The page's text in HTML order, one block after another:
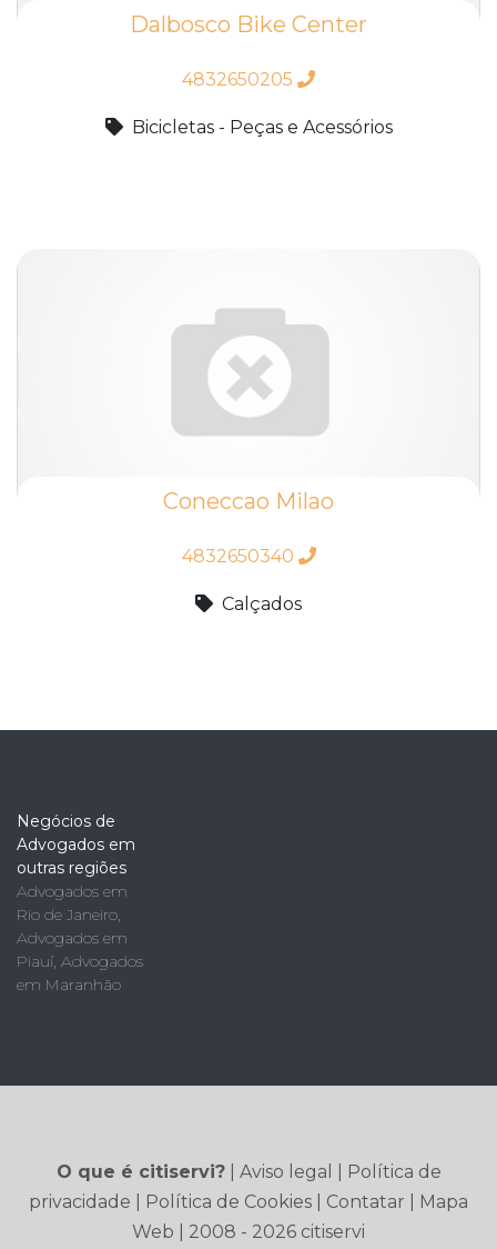
Dalbosco Bike Center
4832650205
Bicicletas - Peças e Acessórios
Coneccao Milao
4832650340
Calçados
Negócios de
Advogados em
outras regiões
Advogados em
Rio de Janeiro,
Advogados em
Piauí, Advogados
em Maranhão
O que é citiservi?| Aviso legal
Política de
privacidade
Política de Cookies Contatar
Mapa
Web | 2008 - 2026 citiservi